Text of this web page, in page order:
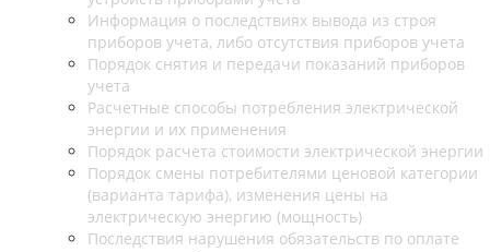
Информация о последствиях вывода из строя
приборов учета, либо отсутствия приборов учета
Порядок снятия и передачи показаний приборов
учета
Расчетные способы потребления электрической
энергии и их применения
Порядок расчета стоимости электрической энергии
Порядок смены потребителями ценовой категории
(варианта тарифа), изменения цены на
электрическую энергию (мощность)
Последствия нарушения обязательств по оплате